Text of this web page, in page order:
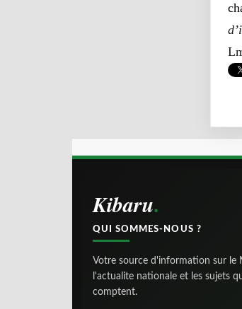
Kibaru
QUI SOMMES-NOUS ?
Votre source d'information sur le
l'actualite nationale et les sujets
comptent.